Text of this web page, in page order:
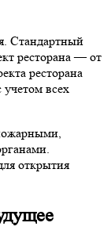
Стандартный
ресторана — от
ресторана
всех
открытия